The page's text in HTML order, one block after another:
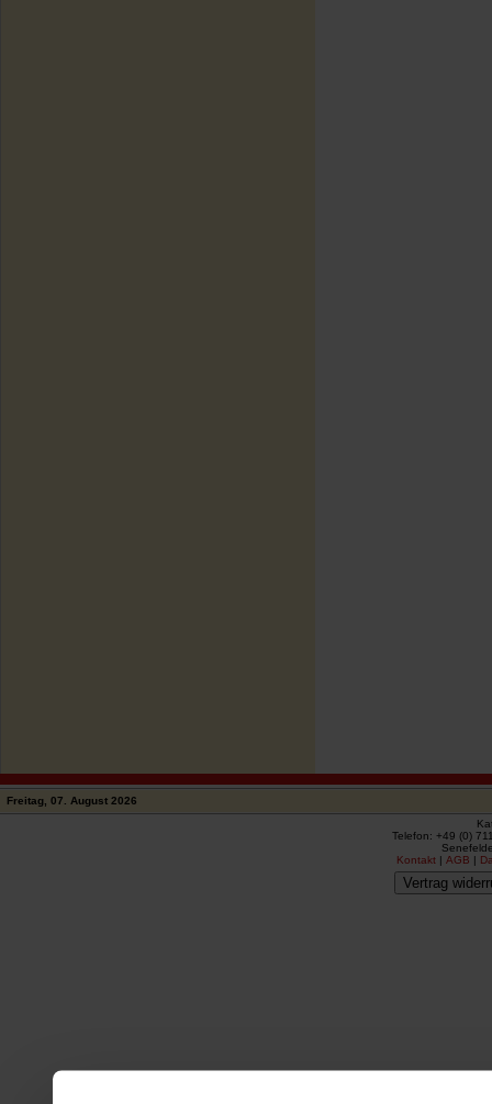
Freitag, 07. August 2026
Telefon: +49 (0)
Kontakt |AGB |
Vertrag